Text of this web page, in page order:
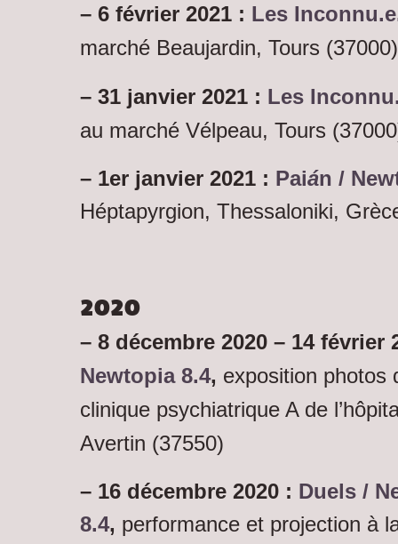
– 6 février 2021 : Les
marché Beaujardin, Tours (37000)
– 31 janvier 2021 : Les
au marché Vélpeau, Tours
– 1er janvier 2021 : Paián /
Héptapyrgion, Thessaloniki,
2020
– 8 décembre 2020 – 14 février
Newtopia 8.4, exposition photos
clinique psychiatrique A de
Avertin (37550)
– 16 décembre 2020 : Duels /
8.4, performance et projection à